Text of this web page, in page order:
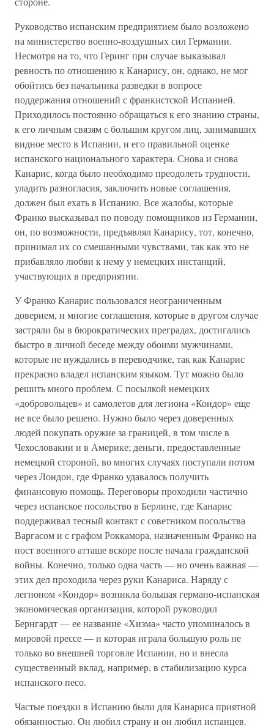
Руководство испанским предприятием было возложено
на министерство военно-воздушных сил Германии.
Несмотря на то, что Геринг при случае выказывал
ревность по отношению к Канарису, он, однако, не мог
обойтись без начальника разведки в вопросе
поддержания отношений с франкистской Испанией.
Приходилось постоянно обращаться к его знанию страны,
к его личным связям с большим кругом лиц, занимавших
видное место в Испании, и его правильной оценке
испанского национального характера. Снова и снова
Канарис, когда было необходимо преодолеть трудности,
уладить разногласия, заключить новые соглашения,
должен был ехать в Испанию. Все жалобы, которые
Франко высказывал по поводу помощников из Германии,
он, по возможности, предъявлял Канарису, тот, конечно,
принимал их со смешанными чувствами, так как это не
прибавляло любви к нему у немецких инстанций,
участвующих в предприятии.
У Франко Канарис пользовался неограниченным
доверием, и многие соглашения, которые в другом случае
застряли бы в бюрократических преградах, достигались
быстро в личной беседе между обоими мужчинами,
которые не нуждались в переводчике, так как Канарис
прекрасно владел испанским языком. Тут можно было
решить много проблем. С посылкой немецких
«добровольцев» и самолетов для легиона «Кондор» еще
не все было решено. Нужно было через доверенных
людей покупать оружие за границей, в том числе в
Чехословакии и в Америке; деньги, предоставленные
немецкой стороной, во многих случаях поступали потом
через Лондон, где Франко удавалось получить
финансовую помощь. Переговоры проходили частично
через испанское посольство в Берлине, где Канарис
поддерживал тесный контакт с советником посольства
Варгасом и с графом Роккамора, назначенным Франко на
пост военного атташе вскоре после начала гражданской
войны. Конечно, только одна часть — но очень важная —
этих дел проходила через руки Канариса. Наряду с
легионом «Кондор» возникла большая германо-испанская
экономическая организация, которой руководил
Бернгардт — ее название «Хизма» часто упоминалось в
мировой прессе — и которая играла большую роль не
только во внешней торговле Испании, но и внесла
существенный вклад, например, в стабилизацию курса
испанского песо.
Частые поездки в Испанию были для Канариса приятной
обязанностью. Он любил страну и он любил испанцев.